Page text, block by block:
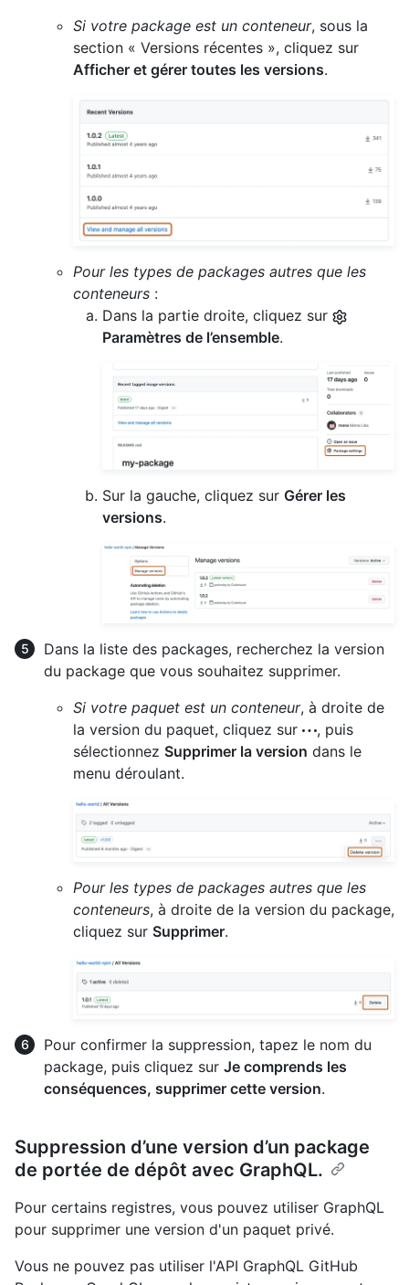
Si votre package est un conteneur, sous la
section « Versions récentes », cliquez sur
Afficher et gérer toutes les versions.
Pour les types de packages autres que les
conteneurs :
Dans la partie droite, cliquez sur
Paramètres de l’ensemble.
Sur la gauche, cliquez sur Gérer les
versions.
Dans la liste des packages, recherchez la version
du package que vous souhaitez supprimer.
Si votre paquet est un conteneur, à droite de
la version du paquet, cliquez sur
, puis
sélectionnez Supprimer la version dans le
menu déroulant.
Pour les types de packages autres que les
conteneurs, à droite de la version du package,
cliquez sur Supprimer.
Pour confirmer la suppression, tapez le nom du
package, puis cliquez sur Je comprends les
conséquences, supprimer cette version.
Suppression d’une version d’un package
de portée de dépôt avec GraphQL.
Pour certains registres, vous pouvez utiliser GraphQL
pour supprimer une version d'un paquet privé.
Vous ne pouvez pas utiliser l'API GraphQL GitHub